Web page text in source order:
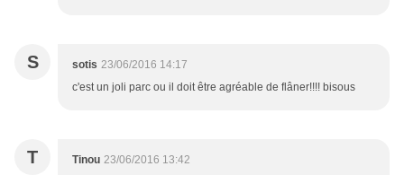
S sotis 23/06/2016 14:17
c'est un joli parc ou il doit être agréable de flâner!!!! bisous
T Tinou 23/06/2016 13:42